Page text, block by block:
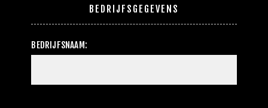
BEDRIJFSGEGEVENS
BEDRIJFSNAAM: